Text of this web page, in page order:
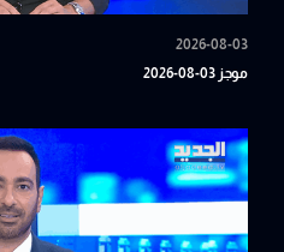
2026-08-03
موجز 03-08-2026